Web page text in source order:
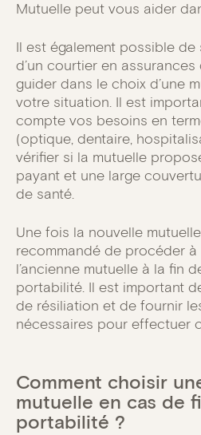
Mutuelle peut vous aider
Il est également possible
d’un courtier en
guider dans le choix d’une
votre situation. Il est
compte vos besoins en
(optique, dentaire,
vérifier si la mutuelle
payant et une large
de santé.
Une fois la nouvelle
recommandé de procéder
l’ancienne mutuelle à la fin
portabilité. Il est important
de résiliation et de fournir
nécessaires pour effectuer
Comment choisir
mutuelle en cas de
portabilité ?